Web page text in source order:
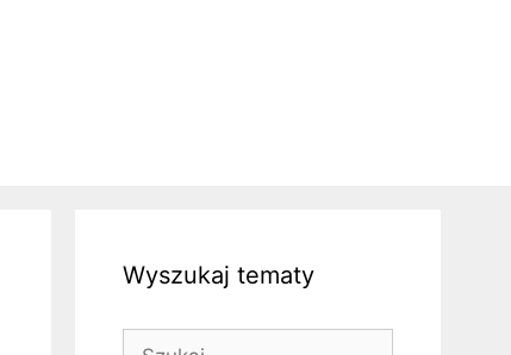
Wyszukaj tematy
Szukaj: